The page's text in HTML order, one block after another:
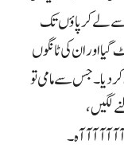
سے لے کر پاؤں تک
اور ان کی ٹانگوں
دیا۔ جس سے مامی تو
لگیں،